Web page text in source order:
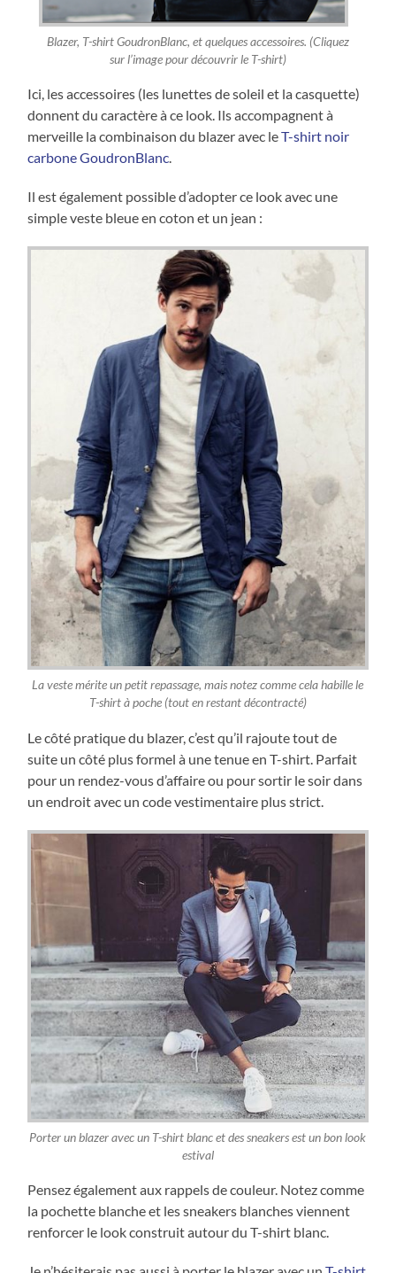
Blazer, T-shirt GoudronBlanc, et quelques accessoires. (Cliquez
sur l’image pour découvrir le T-shirt)
Ici, les accessoires (les lunettes de soleil et la casquette)
donnent du caractère à ce look. Ils accompagnent à
merveille la combinaison du blazer avec leT-shirt noir
carbone GoudronBlanc.
Il est également possible d’adopter ce look avec une
simple veste bleue en coton et un jean :
La veste mérite un petit repassage, mais notez comme cela habille le
T-shirt à poche (tout en restant décontracté)
Le côté pratique du blazer, c’est qu’il rajoute tout de
suite un côté plus formel à une tenue en T-shirt. Parfait
pour un rendez-vous d’affaire ou pour sortir le soir dans
un endroit avec un code vestimentaire plus strict.
Porter un blazer avec un T-shirt blanc et des sneakers est un bon look
estival
Pensez également aux rappels de couleur. Notez comme
la pochette blanche et les sneakers blanches viennent
renforcer le look construit autour du T-shirt blanc.